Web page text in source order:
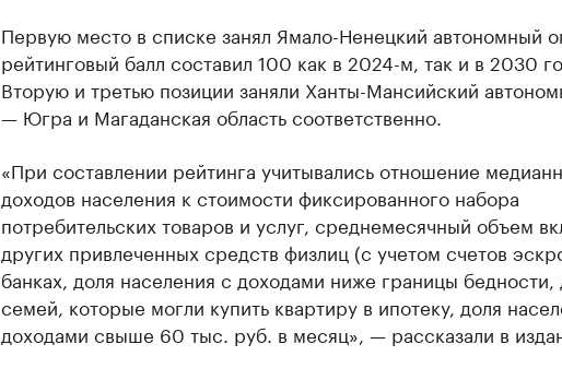
Первую место в списке занял Ямало-Ненецкий автономный
рейтинговый балл составил 100 как в 2024-м, так и в 2030
Вторую и третью позиции заняли Ханты-Мансийский
— Югра и Магаданская область соответственно.
«При составлении рейтинга учитывались отношение
доходов населения к стоимости фиксированного набора
потребительских товаров и услуг, среднемесячный объем
других привлеченных средств физлиц (с учетом счетов
банках, доля населения с доходами ниже границы бедности,
семей, которые могли купить квартиру в ипотеку, доля
доходами свыше 60 тыс. руб. в месяц», — рассказали в